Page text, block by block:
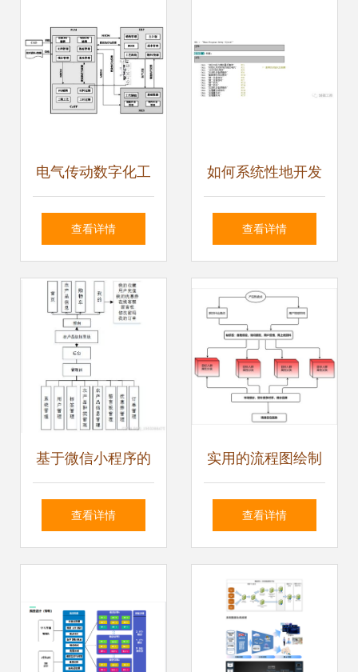
管理模块开发
电气传动数字化工
厂系统规划设计方
查看详情
如何系统性地开发
项目控制程序 程序
查看详情
基于微信小程序的
农产品供销系统设
查看详情
实用的流程图绘制
工具推荐 程序与系
查看详情